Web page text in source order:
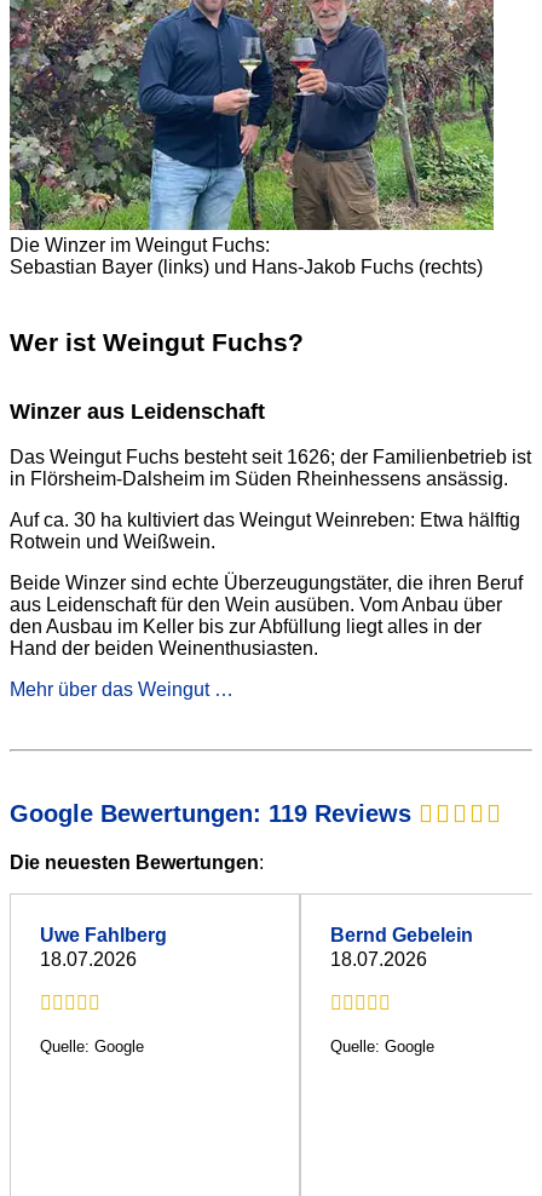
Die Winzer im Weingut Fuchs:
Sebastian Bayer (links) und Hans-Jakob Fuchs (rechts)
Wer ist Weingut Fuchs?
Winzer aus Leidenschaft
Das Weingut Fuchs besteht seit 1626; der Familienbetrieb ist
in Flörsheim-Dalsheim im Süden Rheinhessens ansässig.
Auf ca. 30 ha kultiviert das Weingut Weinreben: Etwa hälftig
Rotwein und Weißwein.
Beide Winzer sind echte Überzeugungstäter, die ihren Beruf
aus Leidenschaft für den Wein ausüben. Vom Anbau über
den Ausbau im Keller bis zur Abfüllung liegt alles in der
Hand der beiden Weinenthusiasten.
Mehr über das Weingut …
Google Bewertungen: 119 Reviews
Die neuesten Bewertungen:
Uwe Fahlberg
18.07.2026
Quelle: Google
Bernd Gebelein
18.07.2026
Quelle: Google